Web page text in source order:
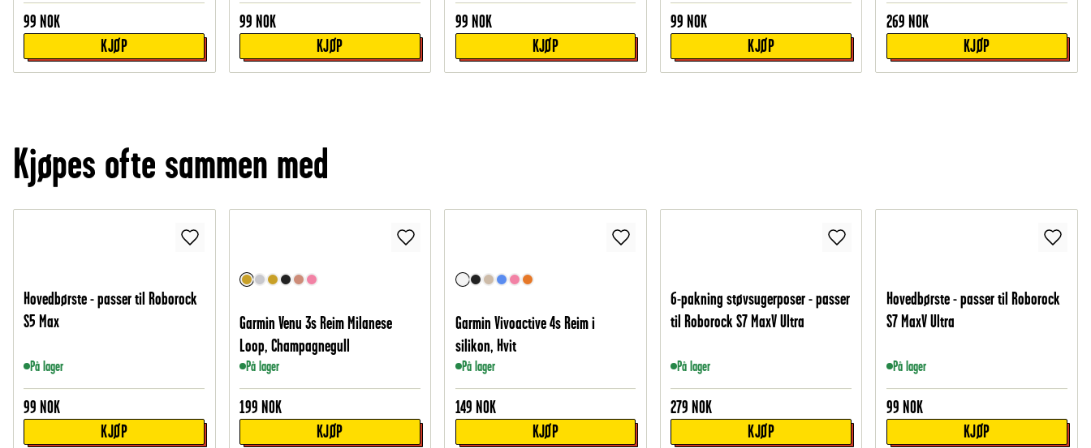
99 NOK
KJØP
99 NOK
KJØP
99 NOK
KJØP
99 NOK
KJØP
269 NOK
KJØP
Kjøpes ofte sammen med
Hovedbørste - passer til Roborock
S5 Max
På lager
99 NOK
KJØP
Garmin Venu 3s Reim Milanese
Loop, Champagnegull
På lager
199 NOK
KJØP
Garmin Vivoactive 4s Reim i
silikon, Hvit
På lager
149 NOK
KJØP
6-pakning støvsugerposer - passer
til Roborock S7 MaxV Ultra
På lager
279 NOK
KJØP
Hovedbørste - passer til Roborock
S7 MaxV Ultra
På lager
99 NOK
KJØP